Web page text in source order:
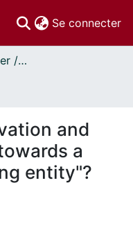
Se connecter
École de gestion Telfer // Telfer School of Management
and
a
entity"?